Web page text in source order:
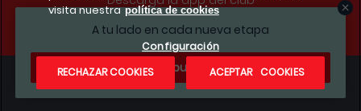
A tu lado en cada nueva etapa
¿Te apuntas?
Condiciones legales
visita nuestra política de cookies
Configuración
RECHAZAR COOKIES
ACEPTAR COOKIES